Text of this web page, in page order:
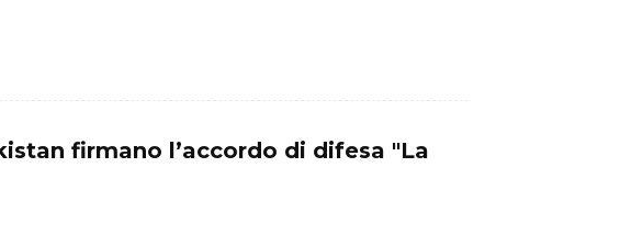
firmano l’accordo di difesa "La